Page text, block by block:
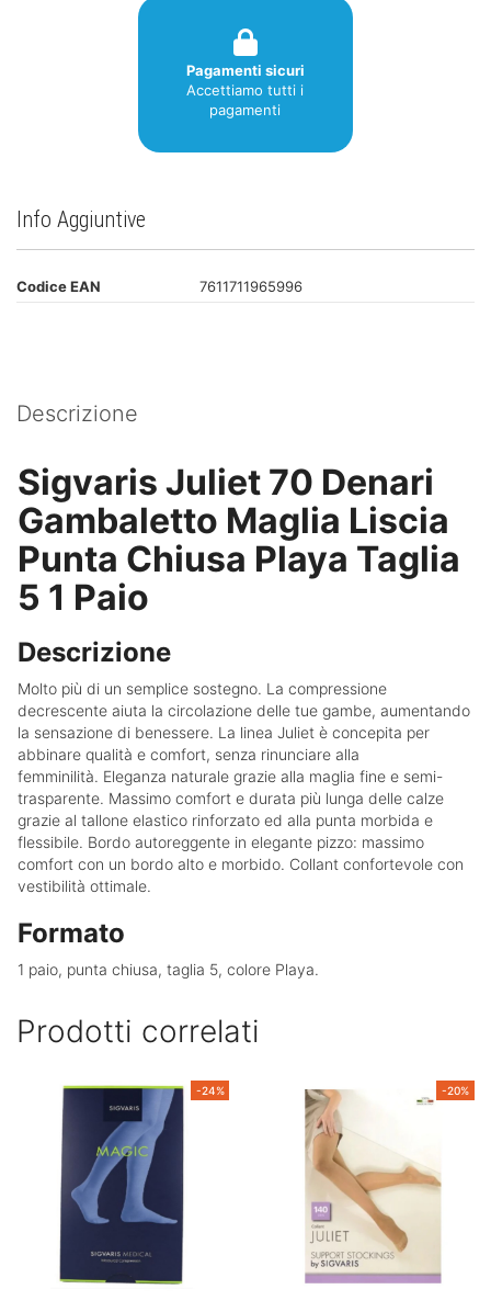
Pagamenti sicuri
Accettiamo tutti i
pagamenti
Info Aggiuntive
Codice EAN 7611711965996
Descrizione
Sigvaris Juliet 70 Denari
Gambaletto Maglia Liscia
Punta Chiusa Playa Taglia
5 1 Paio
Descrizione
Molto più di un semplice sostegno. La compressione
decrescente aiuta la circolazione delle tue gambe, aumentando
la sensazione di benessere. La linea Juliet è concepita per
abbinare qualità e comfort, senza rinunciare alla
femminilità. Eleganza naturale grazie alla maglia fine e semi-
trasparente. Massimo comfort e durata più lunga delle calze
grazie al tallone elastico rinforzato ed alla punta morbida e
flessibile. Bordo autoreggente in elegante pizzo: massimo
comfort con un bordo alto e morbido. Collant confortevole con
vestibilità ottimale.
Formato
1 paio, punta chiusa, taglia 5, colore Playa.
Prodotti correlati
-24% -20%